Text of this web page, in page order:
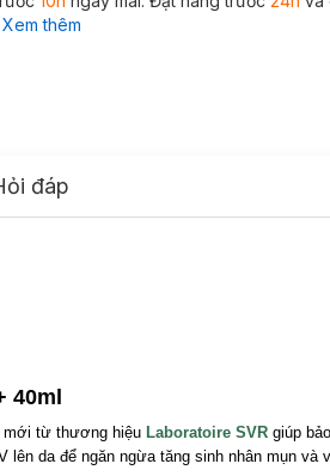
Xem thêm
đáp
40ml
mới từ thương hiệu Laboratoire SVR giúp
da để ngăn ngừa tăng sinh nhân mụn và